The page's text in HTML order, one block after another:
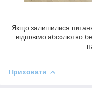
Якщо залишилися
відповімо абсолютно
Приховати